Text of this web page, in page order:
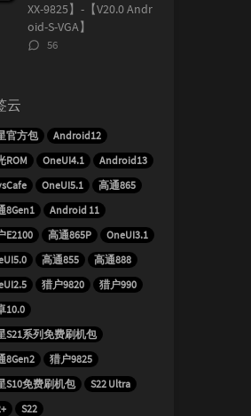
XX-9825】-【V20.0 Andr
oid-S-VGA】
评
56
云
官方包
Android12
ROM
OneUI4.1
Android13
OneUI5.1
高通865
8Gen1
Android 11
E2100
高通865P
OneUI3.1
高通855
高通888
猎户9820
猎户990
10.0
S21系列免费刷机包
8Gen2
猎户9825
S10免费刷机包
S22 Ultra
S22